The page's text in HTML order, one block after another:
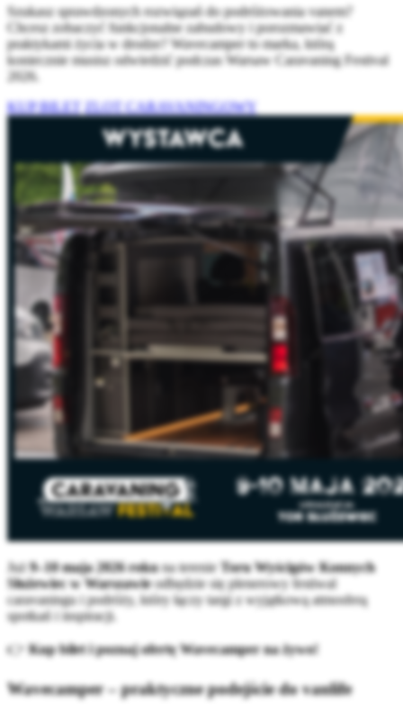
Szukasz sprawdzonych rozwiązań do podróżowania vanem?
Chcesz zobaczyć funkcjonalne zabudowy i porozmawiać z
praktykami życia w drodze? Wavecamper to marka, którą
koniecznie musisz odwiedzić podczas Warsaw Caravaning Festival
2026.
KUP BILET ZLOT CARAVANINGOWY
Już9–10 maja 2026 rokuna terenie Toru Wyścigów Konnych
Służewiec w Warszawieodbędzie się plenerowy festiwal
caravaningu i podróży, który łączy targi z wyjątkową atmosferą
spotkań i inspiracji.
👉Kup bilet i poznaj ofertę Wavecamper na żywo!
Wavecamper – praktyczne podejście do vanlife